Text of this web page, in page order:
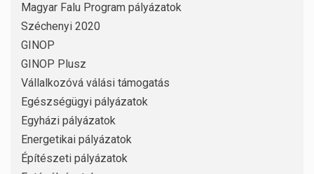
Magyar Falu Program pályázatok
Széchenyi 2020
GINOP
GINOP Plusz
Vállalkozóvá válási támogatás
Egészségügyi pályázatok
Egyházi pályázatok
Energetikai pályázatok
Építészeti pályázatok